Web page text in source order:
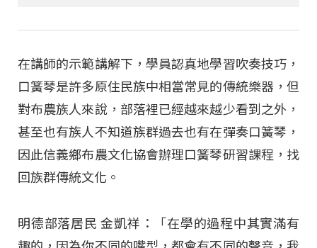
在講師的示範講解下，學員認真地學習吹奏技巧，
口簧琴是許多原住民族中相當常見的傳統樂器，但
對布農族人來說，部落裡已經越來越少看到之外，
甚至也有族人不知道族群過去也有在彈奏口簧琴，
因此信義鄉布農文化協會辦理口簧琴研習課程，找
回族群傳統文化。
明德部落居民 金凱祥：「在學的過程中其實滿有